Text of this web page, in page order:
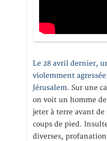
Le 28 avril dernier,
violemment
Jérusalem. Sur une
on voit un homme
jeter à terre avant
coups de pied.
diverses,